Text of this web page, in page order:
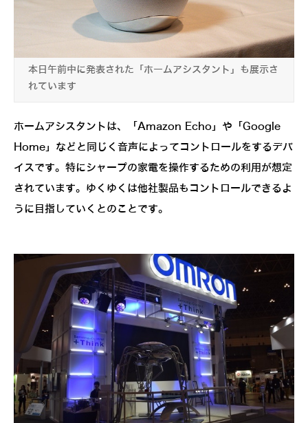
本日午前中に発表された「ホームアシスタント」も展示さ
れています
ホームアシスタントは、「Amazon Echo」や「Google
Home」などと同じく音声によってコントロールをするデバ
イスです。特にシャープの家電を操作するための利用が想定
されています。ゆくゆくは他社製品もコントロールできるよ
うに目指していくとのことです。